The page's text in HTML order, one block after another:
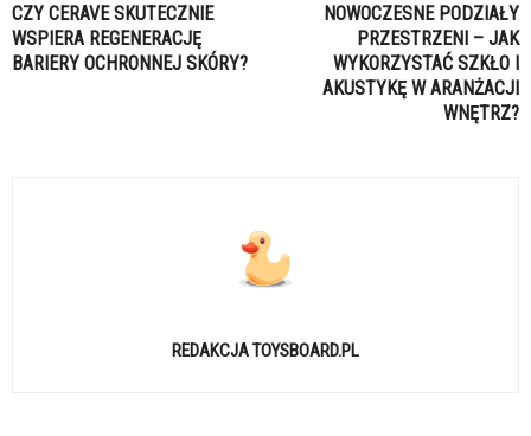
CZY CERAVE SKUTECZNIE
WSPIERA REGENERACJĘ
BARIERY OCHRONNEJ SKÓRY?
NOWOCZESNE PODZIAŁY
PRZESTRZENI – JAK
WYKORZYSTAĆ SZKŁO I
AKUSTYKĘ W ARANŻACJI
WNĘTRZ?
REDAKCJA TOYSBOARD.PL